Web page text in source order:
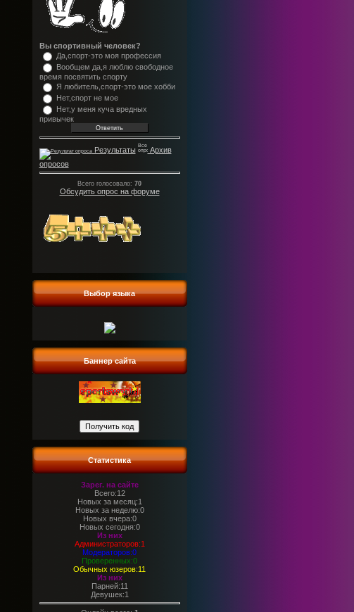
Вы спортивный человек?
Да,спорт-это моя профессия
Вообщем да,я люблю свободное
время посвятить спорту
Я любитель,спорт-это мое хобби
Нет,спорт не мое
Нет,у меня куча вредных
привычек
Результаты
Архив
опросов
Всего голосовало: 70
Обсудить опрос на форуме
Выбор языка
Баннер сайта
Статистика
Зарег. на сайте
Всего:12
Новых за месяц:1
Новых за неделю:0
Новых вчера:0
Новых сегодня:0
Из них
Администраторов:1
Модераторов:0
Проверенных:0
Обычных юзеров:11
Из них
Парней:11
Девушек:1